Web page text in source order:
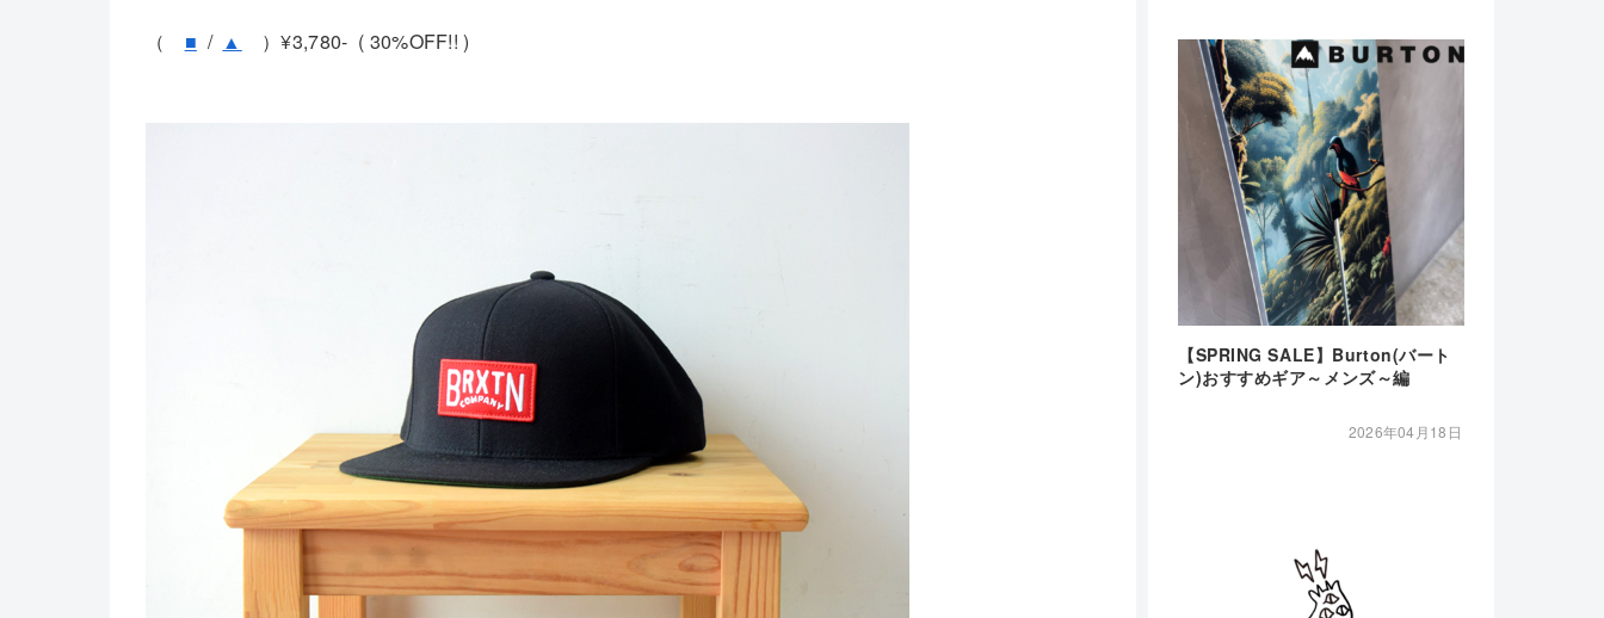
（ ■ / ▲ ）¥3,780- ( 30%OFF!! )
【SPRING SALE】Burton(バート
ン)おすすめギア～メンズ～編
2026年04月18日